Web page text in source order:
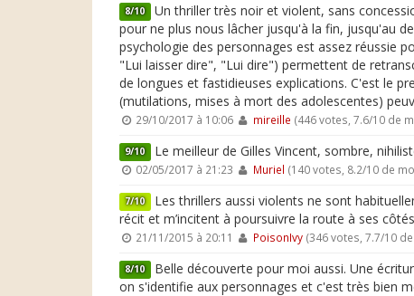
8/10 Un thriller très noir et violent, sans
pour ne plus nous lâcher jusqu'à la fin, jusqu'au
psychologie des personnages est assez réussie
"Lui laisser dire", "Lui dire") permettent de
de longues et fastidieuses explications. C'est le
(mutilations, mises à mort des adolescentes)
29/10/2017 à 10:06 mireille (446 votes, 7.6/10 de
9/10 Le meilleur de Gilles Vincent, sombre,
02/05/2017 à 21:23 Muriel (140 votes, 8.2/10 de
7/10 Les thrillers aussi violents ne sont
récit et m’incitent à poursuivre la route à ses
21/11/2015 à 20:11 PoisonIvy(346 votes, 7.7/10
8/10 Belle découverte pour moi aussi. Une
on s'identifie aux personnages et c'est très bien